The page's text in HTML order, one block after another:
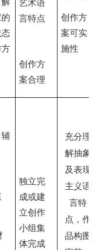
艺术语
言特点
创作方
案合理
创作方
案可实
施性
独立完
成或建
立创作
小组集
体完成
充分理
解抽象
及表现
主义语
言特
点，作
品构图